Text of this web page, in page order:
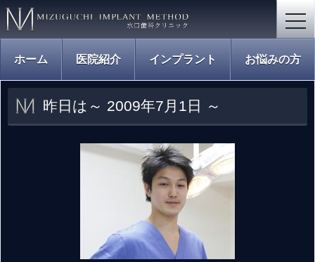
ホーム 医院紹介 インプラント お悩みの方
昨日は～ 2009年7月1日 ～